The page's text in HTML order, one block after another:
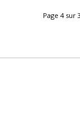
Page 4 sur